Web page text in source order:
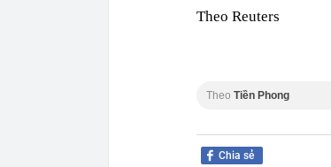
Theo Reuters
Theo Tiền Phong
Chia sẻ